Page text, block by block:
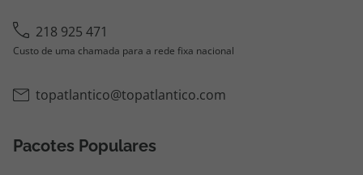
218 925 471
Custo de uma chamada para a rede fixa nacional
topatlantico@topatlantico.com
Pacotes Populares